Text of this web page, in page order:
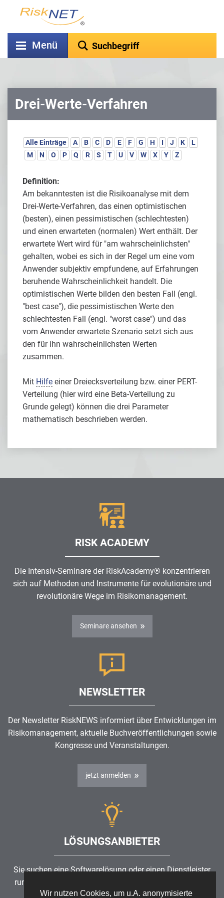
Wir nutzen Cookies, um u.A. anonymisierte
Menü
Drei-Werte-Verfahren
Alle Einträge A B C D E F G H I J K
L
M
N O P Q R S T U V W X Y Z
Definition:
Am bekanntesten ist die Risikoanalyse mit dem
Drei-Werte-Verfahren, das einen optimistischen
(besten), einen pessimistischen (schlechtesten)
und einen erwarteten (normalen) Wert enthält. Der
erwartete Wert wird für "am wahrscheinlichsten"
gehalten, wobei es sich in der Regel um eine vom
Anwender subjektiv empfundene, auf Erfahrungen
beruhende Wahrscheinlichkeit handelt. Die
optimistischen Werte bilden den besten Fall (engl.
"best case"), die pessimistischen Werte den
schlechtesten Fall (engl. "worst case") und das
vom Anwender erwartete Szenario setzt sich aus
den für ihn wahrscheinlichsten Werten
zusammen.
Mit Hilfe einer Dreiecksverteilung bzw. einer PERT-
Verteilung (hier wird eine Beta-Verteilung zu
Grunde gelegt) können die drei Parameter
mathematisch beschrieben werden.
RISK ACADEMY
Die Intensiv-Seminare der RiskAcademy® konzentrieren
sich auf Methoden und Instrumente für evolutionäre und
revolutionäre Wege im Risikomanagement.
Seminare ansehen
NEWSLETTER
Der Newsletter RiskNEWS informiert über Entwicklungen im
Risikomanagement, aktuelle Buchveröffentlichungen sowie
Kongresse und Veranstaltungen.
jetzt anmelden
LÖSUNGSANBIETER
Sie suchen eine Softwarelösung oder einen Dienstleister
rund um die Themen
ISMS?